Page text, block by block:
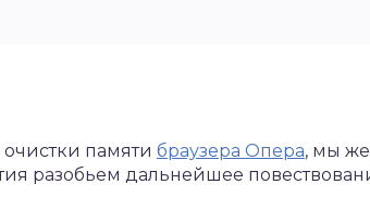
памяти браузера Опера, мы
разобьем дальнейшее